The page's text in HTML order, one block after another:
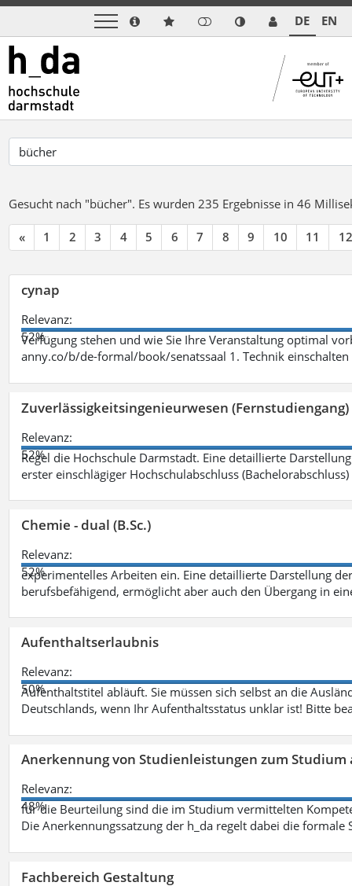
DE EN
Gesucht nach "bücher". Es wurden 235 Ergebnisse in 46
« 1 2 3 4 5 6 7 8 9 10 11 12
cynap
Relevanz:
52%
Verfügung stehen und wie Sie Ihre Veranstaltung optimal
anny.co/b/de-formal/book/senatssaal 1. Technik
Zuverlässigkeitsingenieurwesen (Fernstudiengang)
Relevanz:
52%
Regel die Hochschule Darmstadt. Eine detaillierte
erster einschlägiger Hochschulabschluss
Chemie - dual (B.Sc.)
Relevanz:
52%
experimentelles Arbeiten ein. Eine detaillierte Darstellung
berufsbefähigend, ermöglicht aber auch den Übergang in
Aufenthaltserlaubnis
Relevanz:
50%
Aufenthaltstitel abläuft. Sie müssen sich selbst an die
Deutschlands, wenn Ihr Aufenthaltsstatus unklar ist! Bitte
Anerkennung von Studienleistungen zum Studium
Relevanz:
48%
für die Beurteilung sind die im Studium vermittelten
Die Anerkennungssatzung der h_da regelt dabei die formale
Fachbereich Gestaltung